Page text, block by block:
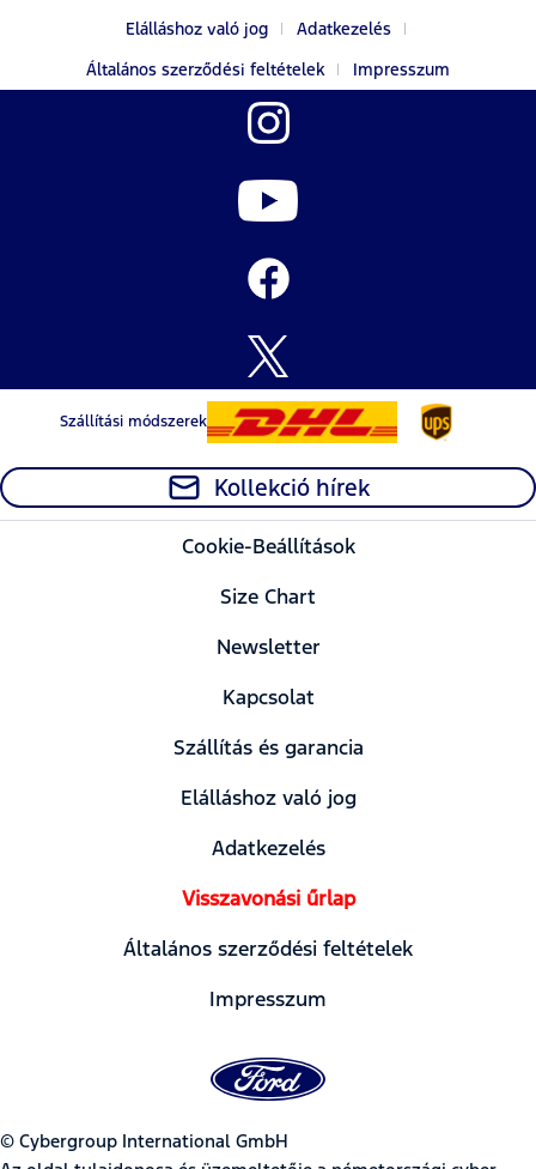
Elálláshoz való jog
Adatkezelés
Általános szerződési feltételek
Impresszum
Szállítási módszerek
Kollekció hírek
Cookie-Beállítások
Size Chart
Newsletter
Kapcsolat
Szállítás és garancia
Elálláshoz való jog
Adatkezelés
Visszavonási űrlap
Általános szerződési feltételek
Impresszum
© Cybergroup International GmbH